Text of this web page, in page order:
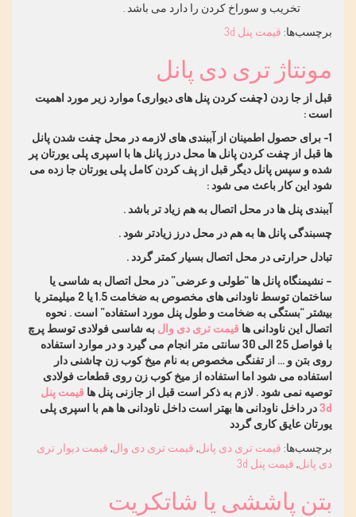
تخریب و سوراخ کردن را دارد می باشد
برچسب‌ها: قیمت پنل 3d
مونتاژ تری دی پانل
قبل از جا زدن (چفت کردن پنل های دیواری) موارد زیر مورد اهمیت
است :
1- برای حصول اطمینان از آببندی های لازمه در محل چفت شدن پانل
ها قبل از چفت کردن پانل ها محل درز پانل ها با اسپری پلی یورتان پر
شده و سپس پانل دیگر قبل از پف کردن کامل پلی یورتان جا زده می
شود این کار باعث می شود :
آببندی پنل ها در محل اتصال به هم زیاد تر باشد .
چسبندگی پانل ها به هم در محل درز زیادتر شود .
تبادل حرارتی در محل اتصال بسیار کمتر گردد .
– نشیمنگاه پانل ها “طولی و عرضی” در محل اتصال به شاسی یا
ساختمان توسط ناودانی های مخصوص به ضخامت 1.5 یا 2 میلیمتر یا
بیشتر “بستگی به ضخامت و طول پنل مورد استفاده” است . نحوه
اتصال این ناودانی ها قیمت تری دی وال به شاسی فولادی توسط پرچ
با فواصل 25 الی 30 سانتی متر انجام می گیرد و در موارد استفاده
روی بتن و … از تفنگی مخصوص به نام میخ کوب زن چاشنی دار
استفاده می شود اما استفاده از میخ کوب زن روی قطعات فولادی
توصیه نمی شود . لازم به ذکر است قبل از جازنی پنل ها قیمت پنل
3dدر داخل ناودانی ها بهتر است داخل ناودانی ها هم با اسپری پلی
یورتان عایق کاری گردد
برچسب‌ها: قیمت تری دی پانل, قیمت تری دی وال, قیمت دیوار تری
دی پانل, قیمت پنل 3d
بتن پاششی یا شاتکریت